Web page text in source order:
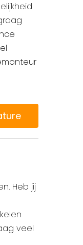
Heb jij
veel